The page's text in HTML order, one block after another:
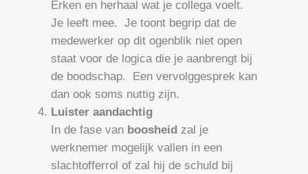
Erken en herhaal wat je collega voelt.
Je leeft mee. Je toont begrip dat de
medewerker op dit ogenblik niet open
staat voor de logica die je aanbrengt bij
de boodschap. Een vervolggesprek kan
dan ook soms nuttig zijn.
Luister aandachtig
In de fase van boosheid zal je
werknemer mogelijk vallen in een
slachtofferrol of zal hij de schuld bij